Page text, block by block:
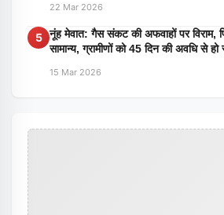
22 Mar 2026
5 नूंह मेवात: गैस संकट की अफवाहों पर विराम,
सामान्य, ग्रामीणों को 45 दिन की अवधि से हो
15 Mar 2026